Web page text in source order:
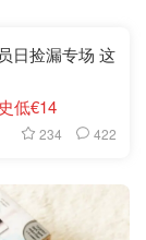
日捡漏专场 这
低€14
234 422